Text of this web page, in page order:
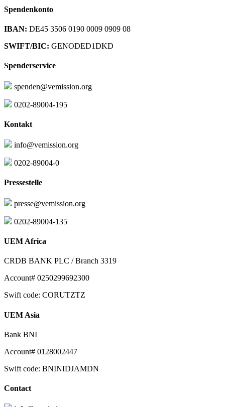
Spendenkonto
IBAN: DE45 3506 0190 0009 0909 08
SWIFT/BIC: GENODED1DKD
Spenderservice
spenden@vemission.org
0202-89004-195
Kontakt
info@vemission.org
0202-89004-0
Pressestelle
presse@vemission.org
0202-89004-135
UEM Africa
CRDB BANK PLC / Branch 3319
Account# 0250299692300
Swift code: CORUTZTZ
UEM Asia
Bank BNI
Account# 0128002447
Swift code: BNINIDJAMDN
Contact